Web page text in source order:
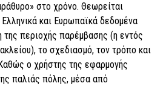
στο χρόνο. Θεωρείται
και Ευρωπαϊκά δεδομένα
περιοχής παρέμβασης (η εντός
το σχεδιασμό, τον τρόπο και
ο χρήστης της εφαρμογής
παλιάς πόλης, μέσα από